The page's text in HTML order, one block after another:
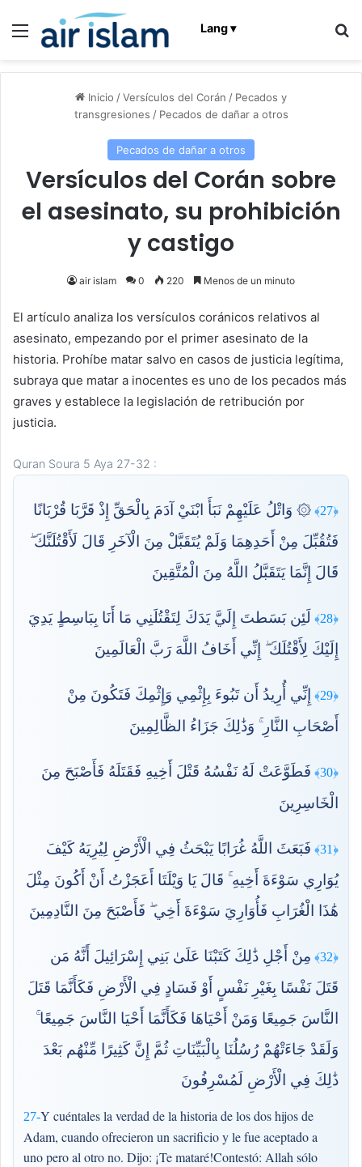
Menú Lang ▾
Inicio /Versículos del Corán / Pecados y
transgresiones / Pecados de dañar a otros
Pecados de dañar a otros
Versículos del Corán sobre
el asesinato, su prohibición
y castigo
air islam 0 220 Menos de un minuto
El artículo analiza los versículos coránicos relativos al
asesinato, empezando por el primer asesinato de la
historia. Prohíbe matar salvo en casos de justicia legítima,
subraya que matar a inocentes es uno de los pecados más
graves y establece la legislación de retribución por
justicia.
Quran Soura 5 Aya 27-32 :
﴿27﴾
۞ وَاتْلُ عَلَيْهِمْ نَبَأَ ابْنَيْ آدَمَ بِالْحَقِّ إِذْ قَرَّبَا قُرْبَانًا
فَتُقُبِّلَ مِنْ أَحَدِهِمَا وَلَمْ يُتَقَبَّلْ مِنَ الْآخَرِ قَالَ لَأَقْتُلَنَّكَ ۖ
قَالَ إِنَّمَا يَتَقَبَّلُ اللَّهُ مِنَ الْمُتَّقِينَ
27-Y cuéntales la verdad de la historia de los dos hijos de
Adam, cuando ofrecieron un sacrificio y le fue aceptado a
uno pero al otro no. Dijo: ¡Te mataré!Contestó: Allah sólo
﴿28﴾
لَئِن بَسَطتَ إِلَيَّ يَدَكَ لِتَقْتُلَنِي مَا أَنَا بِبَاسِطٍ يَدِيَ
إِلَيْكَ لِأَقْتُلَكَ ۖ إِنِّي أَخَافُ اللَّهَ رَبَّ الْعَالَمِينَ
﴿29﴾
إِنِّي أُرِيدُ أَن تَبُوءَ بِإِثْمِي وَإِثْمِكَ فَتَكُونَ مِنْ
أَصْحَابِ النَّارِ ۚ وَذَٰلِكَ جَزَاءُ الظَّالِمِينَ
﴿30﴾
فَطَوَّعَتْ لَهُ نَفْسُهُ قَتْلَ أَخِيهِ فَقَتَلَهُ فَأَصْبَحَ مِنَ
الْخَاسِرِينَ
﴿31﴾
فَبَعَثَ اللَّهُ غُرَابًا يَبْحَثُ فِي الْأَرْضِ لِيُرِيَهُ كَيْفَ
يُوَارِي سَوْءَةَ أَخِيهِ ۚ قَالَ يَا وَيْلَتَا أَعَجَزْتُ أَنْ أَكُونَ مِثْلَ
هَٰذَا الْغُرَابِ فَأُوَارِيَ سَوْءَةَ أَخِي ۖ فَأَصْبَحَ مِنَ النَّادِمِينَ
﴿32﴾
مِنْ أَجْلِ ذَٰلِكَ كَتَبْنَا عَلَىٰ بَنِي إِسْرَائِيلَ أَنَّهُ مَن
قَتَلَ نَفْسًا بِغَيْرِ نَفْسٍ أَوْ فَسَادٍ فِي الْأَرْضِ فَكَأَنَّمَا قَتَلَ
النَّاسَ جَمِيعًا وَمَنْ أَحْيَاهَا فَكَأَنَّمَا أَحْيَا النَّاسَ جَمِيعًا ۚ
وَلَقَدْ جَاءَتْهُمْ رُسُلُنَا بِالْبَيِّنَاتِ ثُمَّ إِنَّ كَثِيرًا مِّنْهُم بَعْدَ
ذَٰلِكَ فِي الْأَرْضِ لَمُسْرِفُونَ